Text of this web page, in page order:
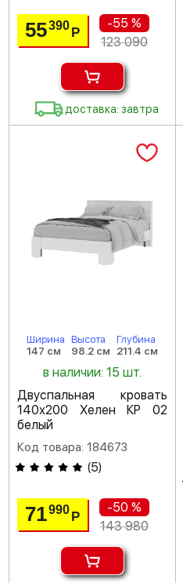
55390Р
-55 %
123 090
доставка: завтра
Ширина
147 см
Высота
98.2 см
Глубина
211.4 см
в наличии: 15 шт.
Двуспальная кровать
140х200 Хелен КР 02
белый
Код товара: 184673
(5)
71990Р
-50 %
143 980